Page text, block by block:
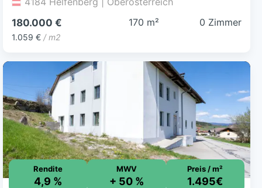
180.000 €
1.059 € / m2
170 m² 0 Zimmer
Rendite
4,9 %
MWV
+ 50 %
Preis / m²
1.495€